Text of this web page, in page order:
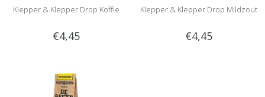
Klepper & Klepper Drop Koffie
€4,45
Klepper & Klepper Drop Mildzout
€4,45